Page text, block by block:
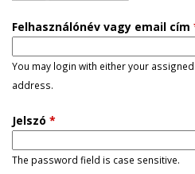
l
s
ő
d
l
Felhasználónév vagy email cím
You may login with either your
address.
Jelszó *
The password field is case sensitive.